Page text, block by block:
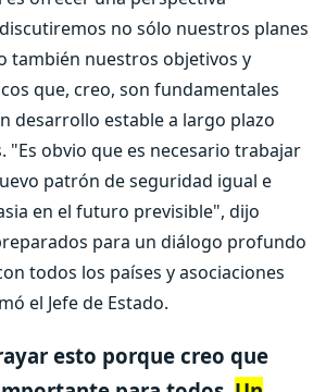
no sólo nuestros planes
también nuestros objetivos y
que, creo, son fundamentales
desarrollo estable a largo plazo
"Es obvio que es necesario trabajar
patrón de seguridad igual e
en el futuro previsible", dijo
para un diálogo profundo
todos los países y asociaciones
el Jefe de Estado.
esto porque creo que